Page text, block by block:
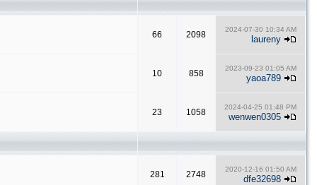
66 2098
2024-07-30 10:34 AM
laureny
10 858
2023-09-23 01:05 AM
yaoa789
23 1058
2024-04-25 01:48 PM
wenwen0305
281 2748
2020-12-16 01:50 AM
dfe32698